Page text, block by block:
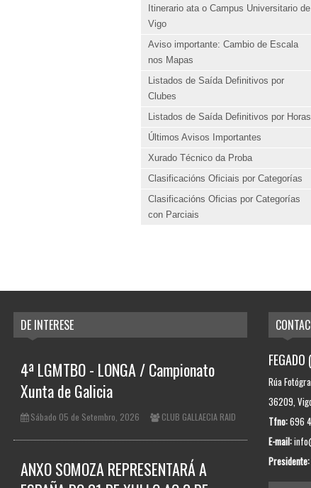
Itinerario ata o Campus Universitario de
Vigo
Aviso importante: Cambio de Escala
nos Mapas
Listados de Saída Definitivos por
Clubes
Listados de Saída Definitivos por Horas
Últimos Avisos Importantes
Xurado Técnico da Proba
Clasificacións Oficiais por Categorías
Clasificacións Oficias por Categorías
con Parciais
DE INTERESE
4ª LGMTBO - LONGA / Campionato
Xunta de Galicia
Sábado 05 de Setembro, 2026 CLUB GALLAECIA RAID
ANXO SOMOZA REPRESENTARÁ A
Rúa
36209,
Tfno:696
E-mail:
Presidente: